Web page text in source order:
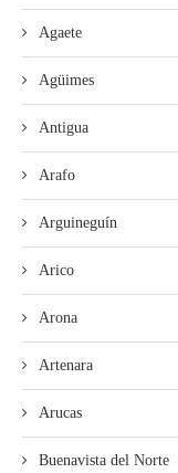
Agaete
Agüimes
Antigua
Arafo
Arguineguín
Arico
Arona
Artenara
Arucas
Buenavista del Norte